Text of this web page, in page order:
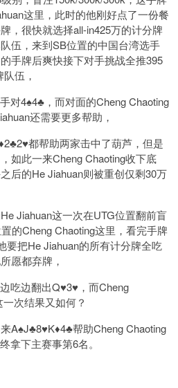
这里，此时的他刚好点了一份餐
，很快就选择all-in425万的计分牌
伍，来到SB位置的中国台湾选手
手牌后爽快接下对手挑战全推395
伍，
对4♠️4♣️，而对面的Cheng Chaoting
还需要更多帮助，
都帮助两家击中了葫芦，但是
如此一来Cheng Chaoting收下底
后的He Jiahuan则被重创仅剩30万
Jiahuan这一次在UTG位置翻前盲
的Cheng Chaoting这里，看完手牌
要把He Jiahuan的所有计分牌全吃
愿都弃牌，
吃边翻出Q♥️3♥️，而Cheng
次结果又如何？
A♠️J♣️8♥️K♦️4♣️帮助Cheng Chaoting
拿下主赛事第6名。